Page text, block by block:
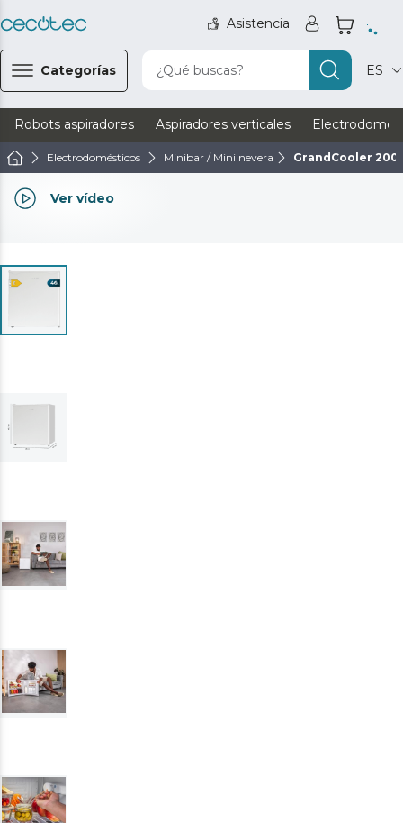
Asistencia
Categorías ¿Qué buscas? ES
Robots aspiradores Aspiradores verticales
Electrodomésticos Minibar / Mini nevera GrandCooler
Ver vídeo